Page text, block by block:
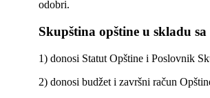
odobri.
Skupština opštine u skladu
1) donosi Statut Opštine i Poslovnik
2) donosi budžet i završni račun